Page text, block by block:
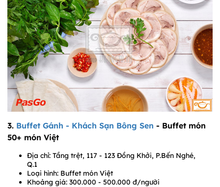
3. Buffet Gánh - Khách Sạn Bông Sen - Buffet món
50+ món Việt
Địa chỉ: Tầng trệt, 117 - 123 Đồng Khởi, P.Bến Nghé,
Q.1
Loại hình: Buffet món Việt
Khoảng giá: 300.000 - 500.000 đ/người